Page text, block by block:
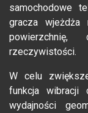
samochodowe
gracza
rzeczywistości.
W celu
funkcja wibracji
wydajności